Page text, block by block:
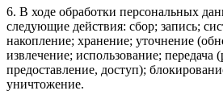
6. В ходе обработки персональных
следующие действия: сбор; запись;
накопление; хранение; уточнение
извлечение; использование; передача
предоставление, доступ);
уничтожение.